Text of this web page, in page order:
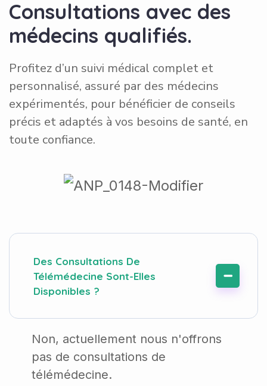
Consultations avec des
médecins qualifiés.
Profitez d’un suivi médical complet et
personnalisé, assuré par des médecins
expérimentés, pour bénéficier de conseils
précis et adaptés à vos besoins de santé, en
toute confiance.
Des Consultations De
Télémédecine Sont-Elles
Disponibles ?
Non, actuellement nous n'offrons
pas de consultations de
télémédecine.